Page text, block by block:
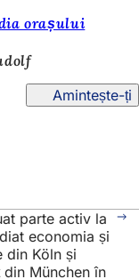
orașului
Amintește-ți
parte activ la
economia și
din Köln și
München în